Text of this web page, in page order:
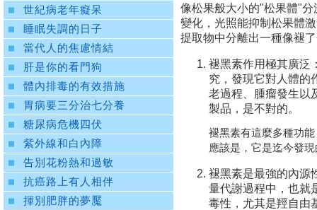
像松果般大小的"松果體"
變化，光照能抑制松果體
提取物中分離出一種像褪
褪黑素作用極其廣泛
究，發現它對人體的
老過程、腫瘤發生以
製品，是不對的。
褪黑素有這麼多種功
應該是，它是迄今發
褪黑素是最強的內源
量代謝過程中，也就
毒性，尤其是羥自由
世紀病老年癡呆
睡眠失調的日子
當代人的焦慮情結
肝是你的看門狗
體內排毒的有效措施
胃病要三分治七分養
糖尿病危機四伏
紫外線和白內障
告別花粉熱和過敏
抗癌路上有人相伴
揮別肥胖的夢魘